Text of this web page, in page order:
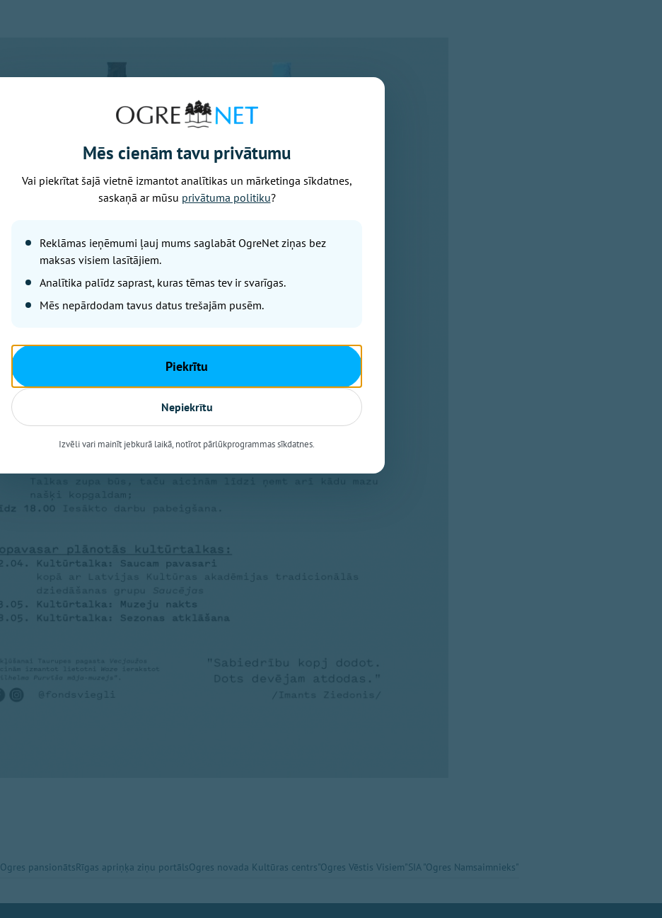
Ogres pansionātsRīgas apriņķa ziņu portālsOgres novada Kultūras centrs"Ogres Vēstis Visiem"SIA "Ogres Namsaimnieks"
Mēs cienām tavu privātumu
Vai piekrītat šajā vietnē izmantot analītikas un mārketinga sīkdatnes,
saskaņā ar mūsu privātuma politiku?
Reklāmas ieņēmumi ļauj mums saglabāt OgreNet ziņas bez
maksas visiem lasītājiem.
Analītika palīdz saprast, kuras tēmas tev ir svarīgas.
Mēs nepārdodam tavus datus trešajām pusēm.
Piekrītu
Nepiekrītu
Izvēli vari mainīt jebkurā laikā, notīrot pārlūkprogrammas sīkdatnes.